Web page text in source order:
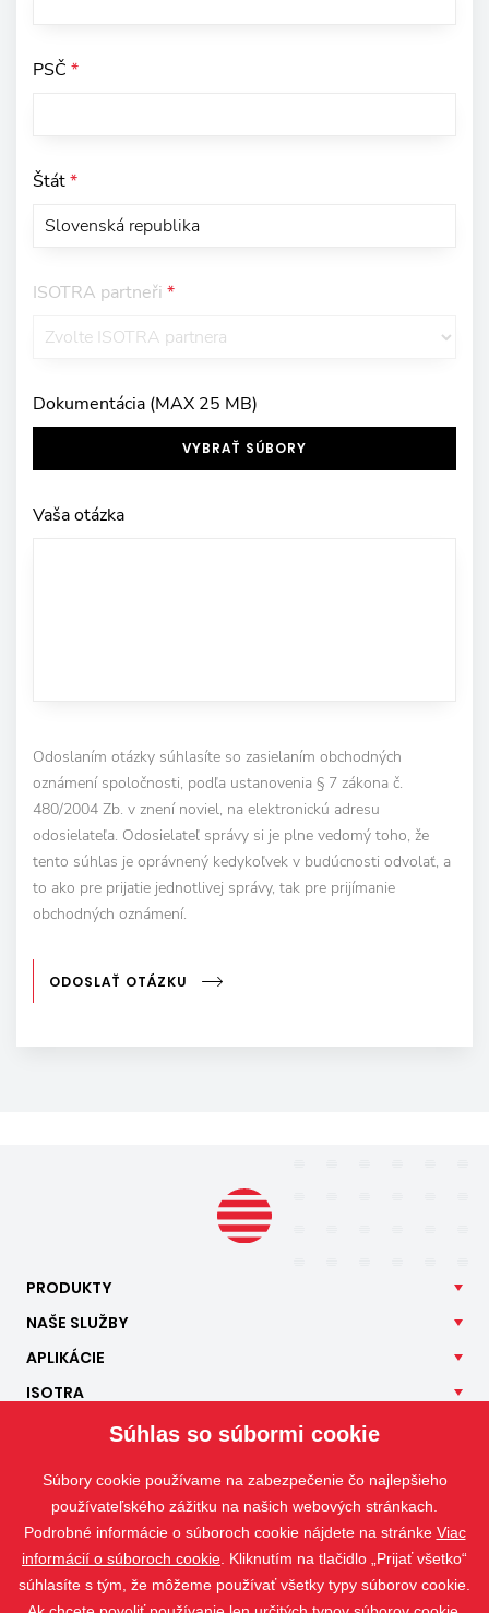
PSČ *
Štát*
ISOTRA partneři *
Dokumentácia (MAX 25 MB)
VYBRAŤ SÚBORY
Vaša otázka
Odoslaním otázky súhlasíte so zasielaním obchodných
oznámení spoločnosti, podľa ustanovenia § 7 zákona č.
480/2004 Zb. v znení noviel, na elektronickú adresu
odosielateľa. Odosielateľ správy si je plne vedomý toho, že
tento súhlas je oprávnený kedykoľvek v budúcnosti odvolať, a
to ako pre prijatie jednotlivej správy, tak pre prijímanie
obchodných oznámení.
ODOSLAŤ OTÁZKU
PRODUKTY
NAŠE SLUŽBY
APLIKÁCIE
ISOTRA
Súhlas so súbormi cookie
Súbory cookie používame na zabezpečenie čo najlepšieho
používateľského zážitku na našich webových stránkach.
Podrobné informácie o súboroch cookie nájdete na stránke Viac
informácií o súboroch cookie . Kliknutím na tlačidlo „Prijať všetko“
súhlasíte s tým, že môžeme používať všetky typy súborov cookie.